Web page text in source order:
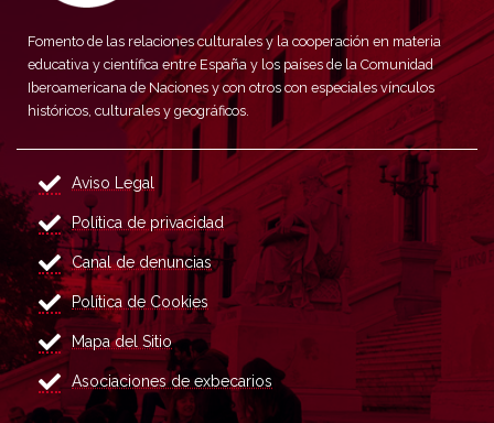
Fomento de las relaciones culturales y la cooperación en materia
educativa y científica entre España y los países de la Comunidad
Iberoamericana de Naciones y con otros con especiales vínculos
históricos, culturales y geográficos.
Aviso Legal
Política de privacidad
Canal de denuncias
Política de Cookies
Mapa del Sitio
Asociaciones de exbecarios